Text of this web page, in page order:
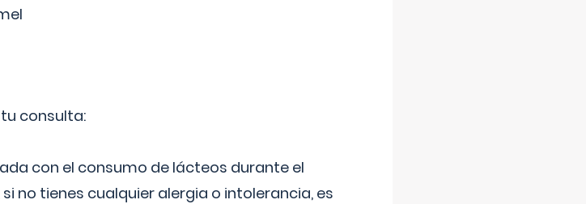
consulta:
con el consumo de lácteos durante el
no tienes cualquier alergia o intolerancia, es